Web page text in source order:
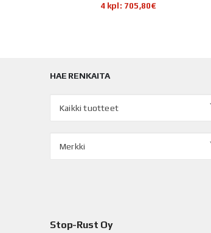
4 kpl: 705,80€
HAE RENKAITA
Kaikki tuotteet
Merkki
Stop-Rust Oy